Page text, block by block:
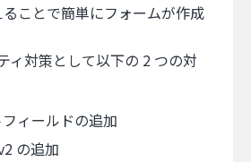
ることで簡単にフォームが作成
ィ対策として以下の 2 つの対
ィールドの追加
の追加